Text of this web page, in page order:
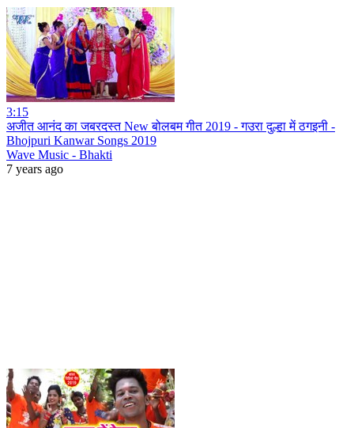
3:15
अजीत आनंद का जबरदस्त New बोलबम गीत 2019 - गउरा दुल्हा में ठगइनी -
Bhojpuri Kanwar Songs 2019
Wave Music - Bhakti
7 years ago